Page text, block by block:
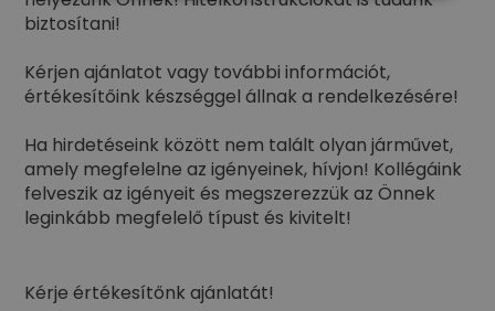
biztosítani!
Kérjen ajánlatot vagy további információt,
értékesítőink készséggel állnak a rendelkezésére!
Ha hirdetéseink között nem talált olyan járművet,
amely megfelelne az igényeinek, hívjon! Kollégáink
felveszik az igényeit és megszerezzük az Önnek
leginkább megfelelő típust és kivitelt!
Kérje értékesítőnk ajánlatát!